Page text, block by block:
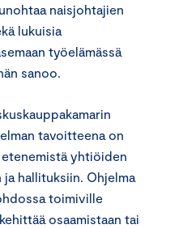
naisjohtajien
lukuisia
työelämässä
sanoo.
tavoitteena on
yhtiöiden
hallituksiin. Ohjelma
toimiville
osaamistaan tai